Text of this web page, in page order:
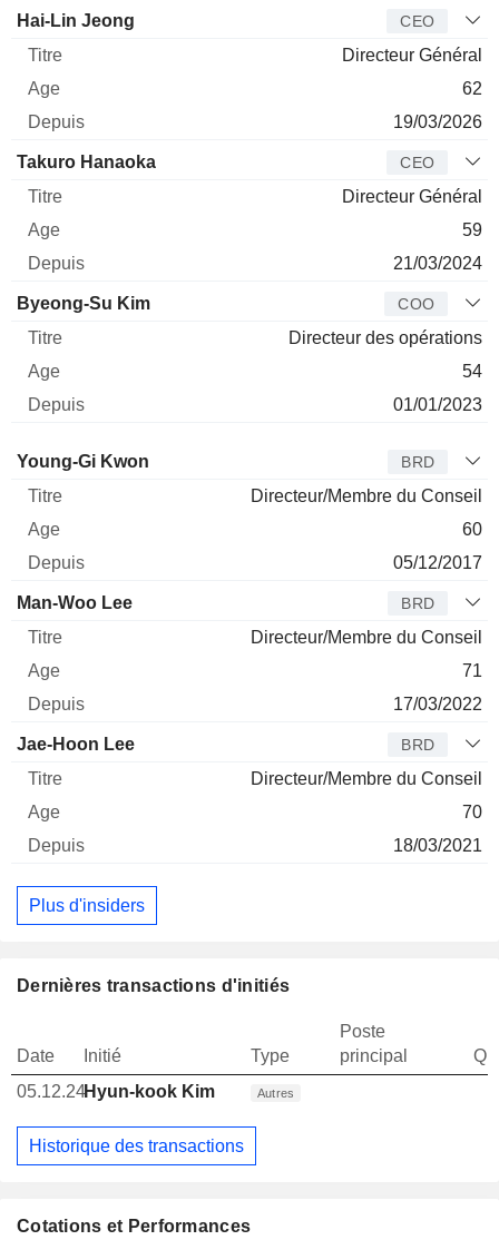
Cotations et Performances
Dirigeant Titre
Hai-Lin Jeong CEO
Directeur Général
62
19/03/2026
Takuro Hanaoka CEO
Directeur Général
59
21/03/2024
Byeong-Su Kim COO
Directeur des opérations
54
01/01/2023
Administrateur Titre
Young-Gi Kwon BRD
Directeur/Membre du Conseil
60
05/12/2017
Man-Woo Lee BRD
Directeur/Membre du Conseil
71
17/03/2022
Jae-Hoon Lee BRD
Directeur/Membre du Conseil
70
18/03/2021
Plus d'insiders
Dernières transactions d'initiés
Date Initié Type
Poste
principal
05.12.24Hyun-kook Kim Autres
Historique des transactions